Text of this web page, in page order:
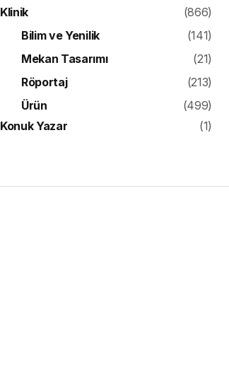
Klinik
(866)
Bilim ve Yenilik
(141)
Mekan Tasarımı
(21)
Röportaj
(213)
Ürün
(499)
Konuk Yazar
(1)